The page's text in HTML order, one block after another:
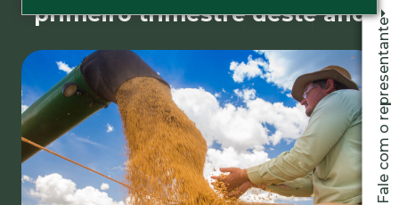
primeiro trimestre deste ano
Fale com o representante